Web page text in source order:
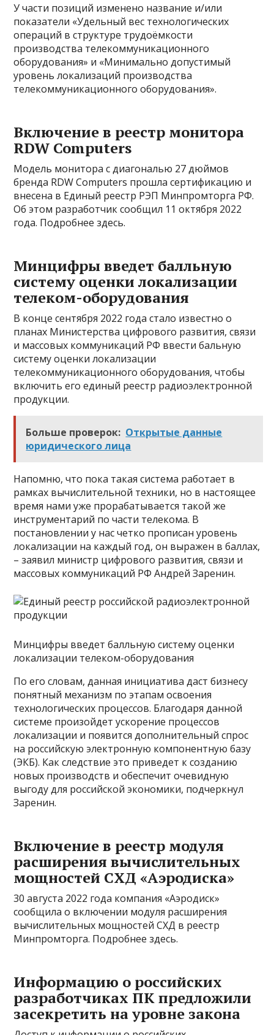
У части позиций изменено название и/или
показатели «Удельный вес технологических
операций в структуре трудоёмкости
производства телекоммуникационного
оборудования» и «Минимально допустимый
уровень локализаций производства
телекоммуникационного оборудования».
Включение в реестр монитора
RDW Computers
Модель монитора с диагональю 27 дюймов
бренда RDW Computers прошла сертификацию и
внесена в Единый реестр РЭП Минпромторга РФ.
Об этом разработчик сообщил 11 октября 2022
года. Подробнее здесь.
Минцифры введет балльную
систему оценки локализации
телеком-оборудования
В конце сентября 2022 года стало известно о
планах Министерства цифрового развития, связи
и массовых коммуникаций РФ ввести бальную
систему оценки локализации
телекоммуникационного оборудования, чтобы
включить его единый реестр радиоэлектронной
продукции.
Больше проверок: Открытые данные
юридического лица
Напомню, что пока такая система работает в
рамках вычислительной техники, но в настоящее
время нами уже прорабатывается такой же
инструментарий по части телекома. В
постановлении у нас четко прописан уровень
локализации на каждый год, он выражен в баллах,
– заявил министр цифрового развития, связи и
массовых коммуникаций РФ Андрей Заренин.
Минцифры введет балльную систему оценки
локализации телеком-оборудования
По его словам, данная инициатива даст бизнесу
понятный механизм по этапам освоения
технологических процессов. Благодаря данной
системе произойдет ускорение процессов
локализации и появится дополнительный спрос
на российскую электронную компонентную базу
(ЭКБ). Как следствие это приведет к созданию
новых производств и обеспечит очевидную
выгоду для российской экономики, подчеркнул
Заренин.
Включение в реестр модуля
расширения вычислительных
мощностей СХД «Аэродиска»
30 августа 2022 года компания «Аэродиск»
сообщила о включении модуля расширения
вычислительных мощностей СХД в реестр
Минпромторга. Подробнее здесь.
Информацию о российских
разработчиках ПК предложили
засекретить на уровне закона